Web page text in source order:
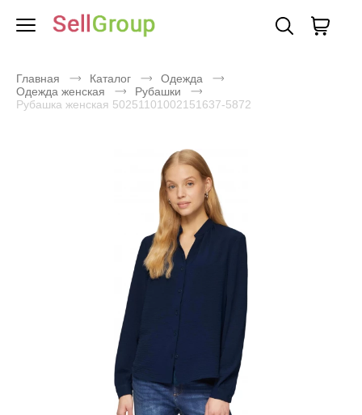
Главная Каталог
Одежда
Одежда женская
Рубашки
Рубашка женская 50251101002151637-5872